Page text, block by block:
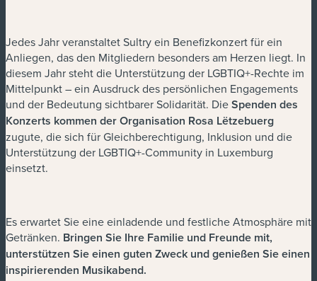
Jedes Jahr veranstaltet Sultry ein Benefizkonzert für ein
Anliegen, das den Mitgliedern besonders am Herzen liegt. In
diesem Jahr steht die Unterstützung der LGBTIQ+-Rechte im
Mittelpunkt – ein Ausdruck des persönlichen Engagements
und der Bedeutung sichtbarer Solidarität. DieSpenden des
Konzerts kommen der Organisation Rosa Lëtzebuerg
zugute, die sich für Gleichberechtigung, Inklusion und die
Unterstützung der LGBTIQ+-Community in Luxemburg
einsetzt.
Es erwartet Sie eine einladende und festliche Atmosphäre mit
Getränken. Bringen Sie Ihre Familie und Freunde mit,
unterstützen Sie einen guten Zweck und genießen Sie einen
inspirierenden Musikabend.